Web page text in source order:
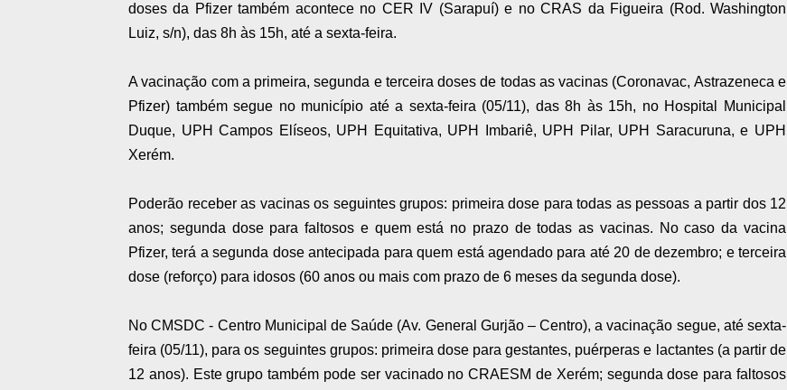
doses da Pfizer também acontece no CER IV (Sarapuí) e no CRAS da Figueira (Rod. Washington
Luiz, s/n), das 8h às 15h, até a sexta-feira.
A vacinação com a primeira, segunda e terceira doses de todas as vacinas (Coronavac, Astrazeneca e
Pfizer) também segue no município até a sexta-feira (05/11), das 8h às 15h, no Hospital Municipal
Duque, UPH Campos Elíseos, UPH Equitativa, UPH Imbariê, UPH Pilar, UPH Saracuruna, e UPH
Xerém.
Poderão receber as vacinas os seguintes grupos: primeira dose para todas as pessoas a partir dos 12
anos; segunda dose para faltosos e quem está no prazo de todas as vacinas. No caso da vacina
Pfizer, terá a segunda dose antecipada para quem está agendado para até 20 de dezembro; e terceira
dose (reforço) para idosos (60 anos ou mais com prazo de 6 meses da segunda dose).
No CMSDC - Centro Municipal de Saúde (Av. General Gurjão – Centro), a vacinação segue, até sexta-
feira (05/11), para os seguintes grupos: primeira dose para gestantes, puérperas e lactantes (a partir de
12 anos). Este grupo também pode ser vacinado no CRAESM de Xerém; segunda dose para faltosos